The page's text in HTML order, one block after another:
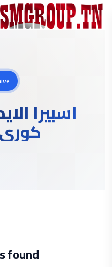
اسبيرا
found